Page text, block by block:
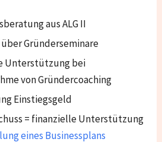
aus ALG II
Gründerseminare
Unterstützung bei
von Gründercoaching
Einstiegsgeld
= finanzielle Unterstützung
eines Businessplans